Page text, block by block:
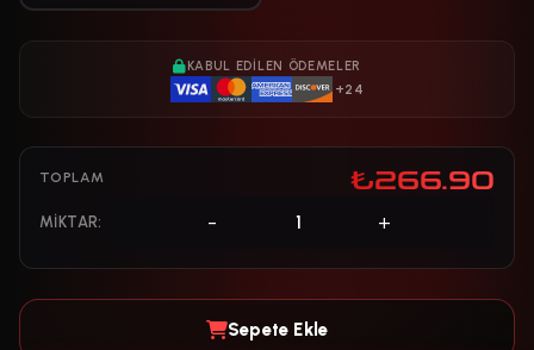
KABUL EDILEN ÖDEMELER
+24
TOPLAM ₺266.90
MIKTAR: - +
Sepete Ekle